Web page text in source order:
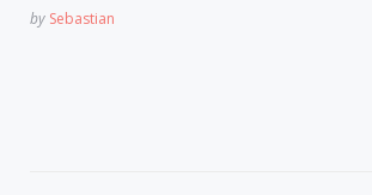
Posted
by Sebastian